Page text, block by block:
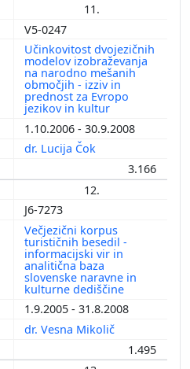
11.
V5-0247
Učinkovitost dvojezičnih
modelov izobraževanja
na narodno mešanih
območjih - izziv in
prednost za Evropo
jezikov in kultur
1.10.2006 - 30.9.2008
dr. Lucija Čok
3.166
12.
J6-7273
Večjezični korpus
turističnih besedil -
informacijski vir in
analitična baza
slovenske naravne in
kulturne dediščine
1.9.2005 - 31.8.2008
dr. Vesna Mikolič
1.495